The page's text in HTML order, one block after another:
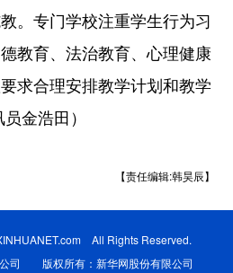
。专门学校注重学生行为习
教育、法治教育、心理健康
求合理安排教学计划和教学
金浩田）
【责任编辑:韩昊辰】
All Rights Reserved.
公司 版权所有：新华网股份有限公司